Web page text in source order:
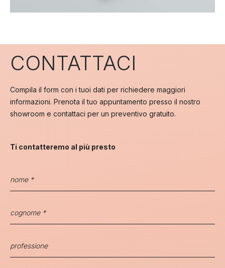
CONTATTACI
Compila il form con i tuoi dati per richiedere maggiori
informazioni. Prenota il tuo appuntamento presso il nostro
showroom e contattaci per un preventivo gratuito.
Ti contatteremo al più presto